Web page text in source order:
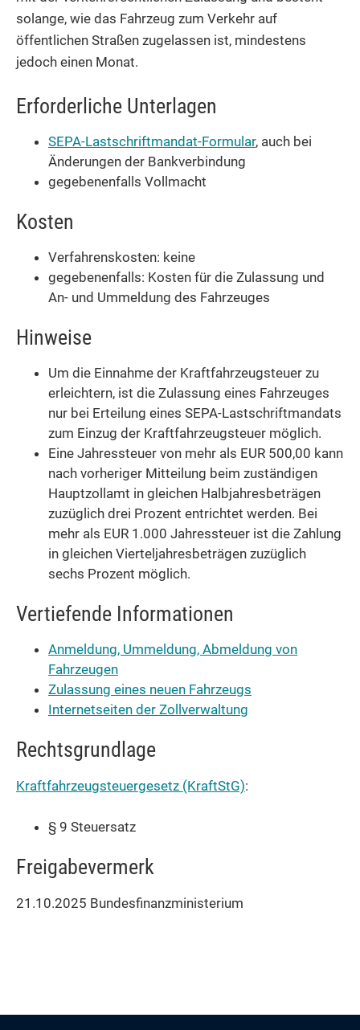
solange, wie das Fahrzeug zum Verkehr auf
öffentlichen Straßen zugelassen ist, mindestens
jedoch einen Monat.
Erforderliche Unterlagen
SEPA-Lastschriftmandat-Formular, auch bei
Änderungen der Bankverbindung
gegebenenfalls Vollmacht
Kosten
Verfahrenskosten: keine
gegebenenfalls: Kosten für die Zulassung und
An- und Ummeldung des Fahrzeuges
Hinweise
Um die Einnahme der Kraftfahrzeugsteuer zu
erleichtern, ist die Zulassung eines Fahrzeuges
nur bei Erteilung eines SEPA-Lastschriftmandats
zum Einzug der Kraftfahrzeugsteuer möglich.
Eine Jahressteuer von mehr als EUR 500,00 kann
nach vorheriger Mitteilung beim zuständigen
Hauptzollamt in gleichen Halbjahresbeträgen
zuzüglich drei Prozent entrichtet werden. Bei
mehr als EUR 1.000 Jahressteuer ist die Zahlung
in gleichen Vierteljahresbeträgen zuzüglich
sechs Prozent möglich.
Vertiefende Informationen
Anmeldung, Ummeldung, Abmeldung von
Fahrzeugen
Zulassung eines neuen Fahrzeugs
Internetseiten der Zollverwaltung
Rechtsgrundlage
Kraftfahrzeugsteuergesetz (KraftStG):
§ 9 Steuersatz
Freigabevermerk
21.10.2025 Bundesfinanzministerium